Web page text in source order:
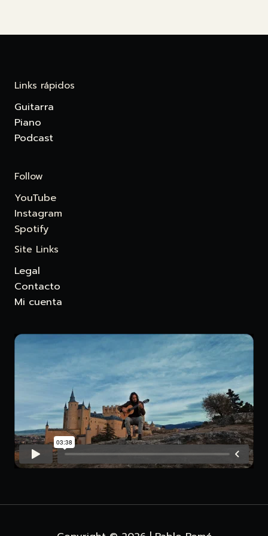
Links rápidos
Guitarra
Piano
Podcast
Follow
YouTube
Instagram
Spotify
Site Links
Legal
Contacto
Mi cuenta